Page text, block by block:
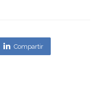
Compartir